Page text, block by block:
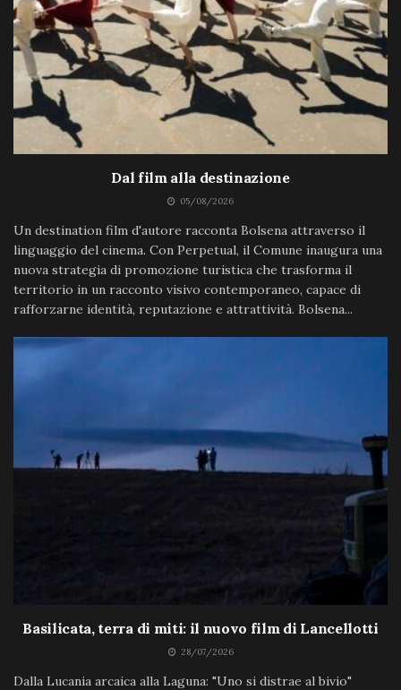
Dal film alla destinazione
05/08/2026
Un destination film d'autore racconta Bolsena attraverso il
linguaggio del cinema. Con Perpetual, il Comune inaugura una
nuova strategia di promozione turistica che trasforma il
territorio in un racconto visivo contemporaneo, capace di
rafforzarne identità, reputazione e attrattività. Bolsena...
Basilicata, terra di miti: il nuovo film di Lancellotti
28/07/2026
Dalla Lucania arcaica alla Laguna: "Uno si distrae al bivio"